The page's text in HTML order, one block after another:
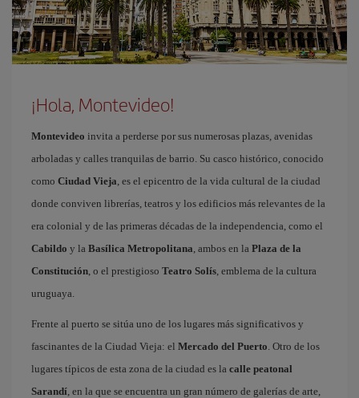
¡Hola, Montevideo!
Montevideo invita a perderse por sus numerosas plazas, avenidas
arboladas y calles tranquilas de barrio. Su casco histórico, conocido
como Ciudad Vieja, es el epicentro de la vida cultural de la ciudad
donde conviven librerías, teatros y los edificios más relevantes de la
era colonial y de las primeras décadas de la independencia, como el
Cabildo y la Basílica Metropolitana, ambos en la Plaza de la
Constitución, o el prestigioso Teatro Solís, emblema de la cultura
uruguaya.
Frente al puerto se sitúa uno de los lugares más significativos y
fascinantes de la Ciudad Vieja: el Mercado del Puerto. Otro de los
lugares típicos de esta zona de la ciudad es la calle peatonal
Sarandí, en la que se encuentra un gran número de galerías de arte,